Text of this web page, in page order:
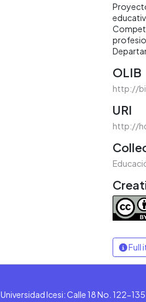
OLIB
http://
URI
http://
Full
Universidad Icesi: Calle 18 No. 122-135